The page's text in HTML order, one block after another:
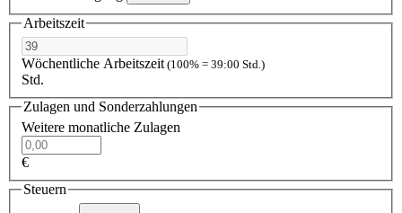
Arbeitszeit
Wöchentliche Arbeitszeit (100% = 39:00 Std.)
Std.
Zulagen und Sonderzahlungen
Weitere monatliche Zulagen
€
Steuern